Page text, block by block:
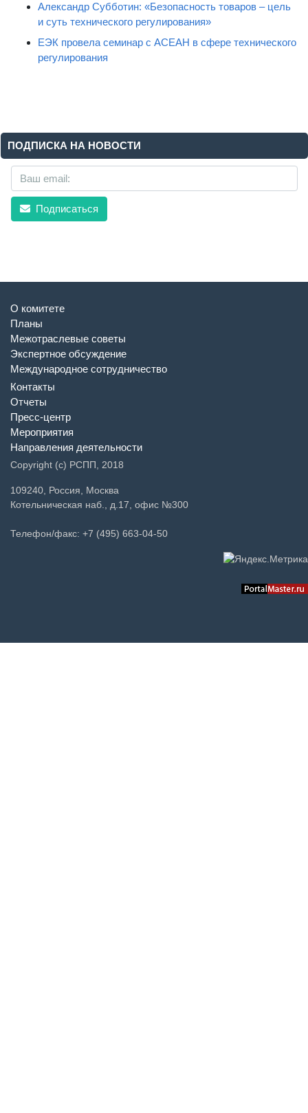
Александр Субботин: «Безопасность товаров – цель
и суть технического регулирования»
ЕЭК провела семинар с АСЕАН в сфере технического
регулирования
ПОДПИСКА НА НОВОСТИ
Подписаться
О комитете
Планы
Межотраслевые советы
Экспертное обсуждение
Международное сотрудничество
Контакты
Отчеты
Пресс-центр
Мероприятия
Направления деятельности
Copyright (c) РСПП, 2018
109240, Россия, Москва
Котельническая наб., д.17, офис №300
Телефон/факс: +7 (495) 663-04-50